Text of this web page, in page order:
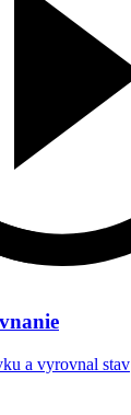
a vyrovnal stav